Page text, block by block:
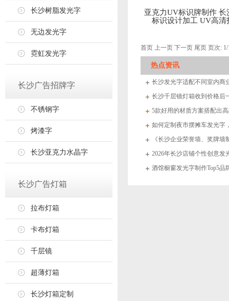
长沙树脂发光字
无边发光字
霓虹发光字
长沙广告招牌字
不锈钢字
烤漆字
长沙亚克力水晶字
长沙广告灯箱
拉布灯箱
卡布灯箱
千层镜
超薄灯箱
长沙灯箱定制
亚克力UV标识牌制作 长
标识设计加工 UV高清
首页 上一页 下一页 尾页 页次:
热点资讯
长沙发光字适配不同室内商
长沙千层镜灯箱收到价格后
5款好用的材质方案搭配出
如何定制夜市摆摊车发光字
设计制作？
《长沙企业荣誉墙、奖牌墙
旅》2026年长沙店铺个性创意发
哪家最出彩？
酒馆橱窗发光字制作Top5品